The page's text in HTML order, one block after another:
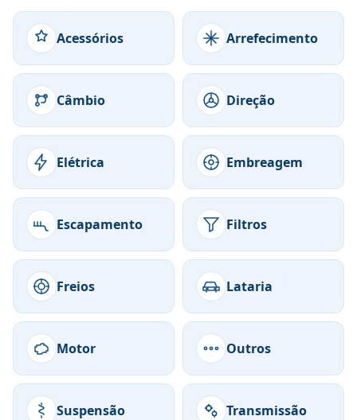
Acessórios Arrefecimento
Câmbio Direção
Elétrica Embreagem
Escapamento Filtros
Freios Lataria
Motor Outros
Suspensão Transmissão